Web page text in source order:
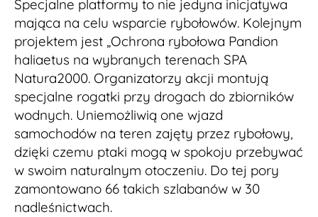
Specjalne platformy to nie jedyna inicjatywa
mająca na celu wsparcie rybołowów. Kolejnym
projektem jest „Ochrona rybołowa Pandion
haliaetus na wybranych terenach SPA
Natura2000. Organizatorzy akcji montują
specjalne rogatki przy drogach do zbiorników
wodnych. Uniemożliwią one wjazd
samochodów na teren zajęty przez rybołowy,
dzięki czemu ptaki mogą w spokoju przebywać
w swoim naturalnym otoczeniu. Do tej pory
zamontowano 66 takich szlabanów w 30
nadleśnictwach.